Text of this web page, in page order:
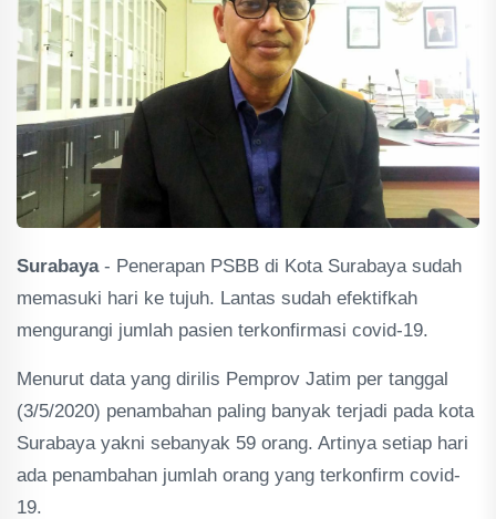
Surabaya - Penerapan PSBB di Kota Surabaya sudah
memasuki hari ke tujuh. Lantas sudah efektifkah
mengurangi jumlah pasien terkonfirmasi covid-19.
Menurut data yang dirilis Pemprov Jatim per tanggal
(3/5/2020) penambahan paling banyak terjadi pada kota
Surabaya yakni sebanyak 59 orang. Artinya setiap hari
ada penambahan jumlah orang yang terkonfirm covid-
19.